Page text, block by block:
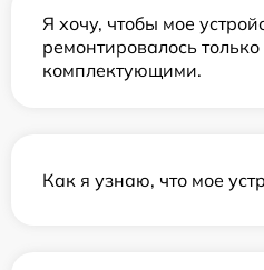
Я хочу, чтобы мое
ремонтировалось
комплектующими.
Как я узнаю, что мое